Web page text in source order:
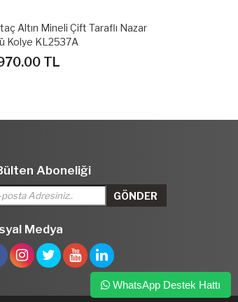
Altın Mineli Çift Taraflı Nazar
Kolye KL2537A
TL
Aboneliği
Medya
WhatsApp Destek Hattı